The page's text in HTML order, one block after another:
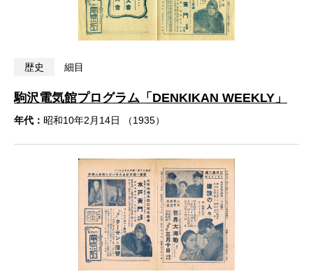
歴史 細目
駒沢電気館プログラム「DENKIKAN WEEKLY」
年代： 昭和10年2月14日 （1935）